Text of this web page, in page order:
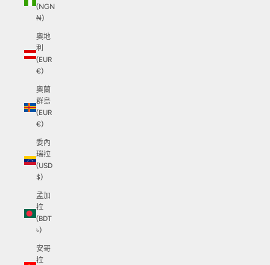
(NGN
₦)
奧地
利
(EUR
€)
奧蘭
群島
(EUR
€)
委內
瑞拉
(USD
$)
孟加
拉
(BDT
৳)
安哥
拉